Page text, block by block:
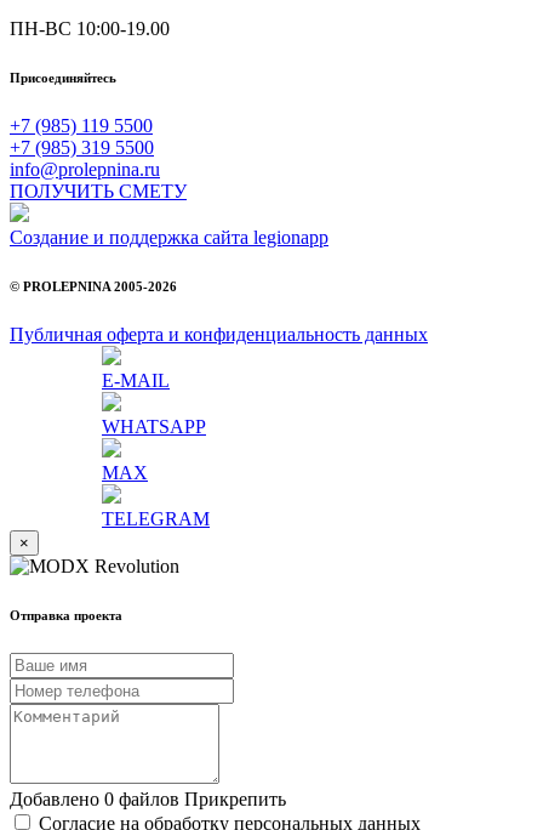
ПН-ВС 10:00-19.00
Присоединяйтесь
+7 (985) 119 5500
+7 (985) 319 5500
info@prolepnina.ru
ПОЛУЧИТЬ СМЕТУ
Создание и поддержка сайта legionapp
© PROLEPNINA 2005-2026
Публичная оферта и конфиденциальность данных
E-MAIL
WHATSAPP
MAX
TELEGRAM
×
Отправка проекта
Добавлено 0 файлов Прикрепить
Согласие на обработку персональных данных